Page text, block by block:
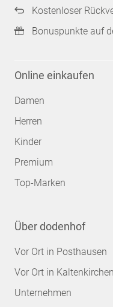
Kostenloser
Bonuspunkte auf
Online einkaufen
Damen
Herren
Kinder
Premium
Top-Marken
Über dodenhof
Vor Ort in Posthausen
Vor Ort in Kaltenkirchen
Unternehmen